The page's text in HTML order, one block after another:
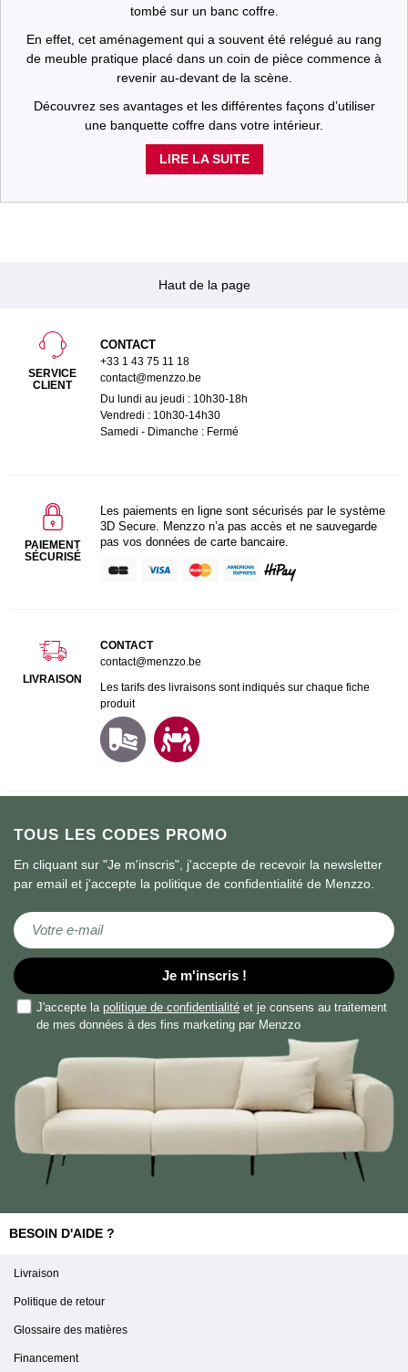
tombé sur un banc coffre.
En effet, cet aménagement qui a souvent été relégué au rang
de meuble pratique placé dans un coin de pièce commence à
revenir au-devant de la scène.
Découvrez ses avantages et les différentes façons d’utiliser
une banquette coffre dans votre intérieur.
LIRE LA SUITE
Haut de la page
TOUS LES CODES PROMO
En cliquant sur "Je m'inscris", j'accepte de recevoir la newsletter
par email et j'accepte la politique de confidentialité de Menzzo.
Inscription à notre newsletter :
Je m'inscris !
J'accepte la politique de confidentialité et je consens au traitement
de mes données à des fins marketing par Menzzo
SERVICE
CLIENT
CONTACT
+33 1 43 75 11 18
contact@menzzo.be
Du lundi au jeudi : 10h30-18h
Vendredi : 10h30-14h30
Samedi - Dimanche : Fermé
PAIEMENT
SÉCURISÉ
Les paiements en ligne sont sécurisés par le système
3D Secure. Menzzo n’a pas accès et ne sauvegarde
pas vos données de carte bancaire.
LIVRAISON
CONTACT
contact@menzzo.be
Les tarifs des livraisons sont indiqués sur chaque fiche
produit
BESOIN D'AIDE ?
Livraison
Politique de retour
Glossaire des matières
Financement